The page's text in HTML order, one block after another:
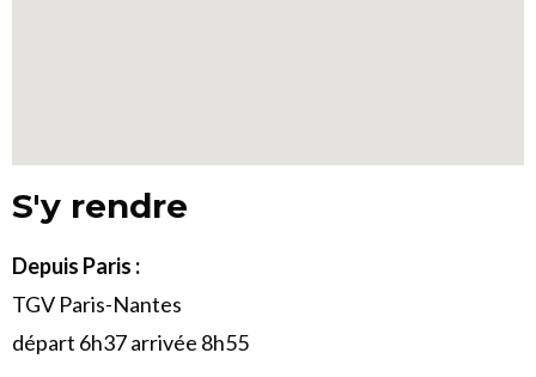
S'y rendre
Depuis Paris :
TGV Paris-Nantes
départ 6h37 arrivée 8h55